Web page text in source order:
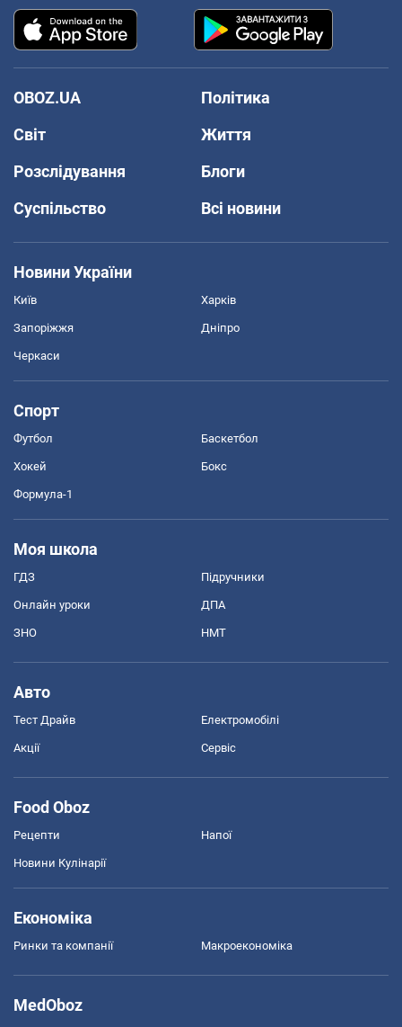
OBOZ.UA
Політика
Світ
Життя
Розслідування
Блоги
Суспільство
Всі новини
Новини України
Київ Харків
Запоріжжя Дніпро
Черкаси
Спорт
Футбол Баскетбол
Хокей Бокс
Формула-1
Моя школа
ГДЗ Підручники
Онлайн уроки ДПА
ЗНО НМТ
Авто
Тест Драйв Електромобілі
Акції Сервіс
Food Oboz
Рецепти Напої
Новини Кулінарії
Економіка
Ринки та компанії Макроекономіка
MedOboz